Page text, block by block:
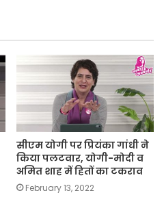
सीएम योगी पर प्रियंका गांधी ने
किया पलटवार, योगी-मोदी व
अमित शाह में हितों का टकराव
February 13, 2022